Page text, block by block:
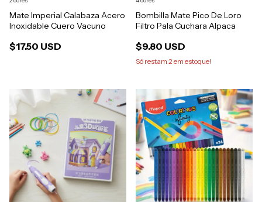
Mate Imperial Calabaza Acero
Inoxidable Cuero Vacuno
$17.50 USD
Bombilla Mate Pico De Loro
Filtro Pala Cuchara Alpaca
$9.80 USD
Só restam 2em estoque!